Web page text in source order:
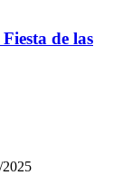
de las
2025